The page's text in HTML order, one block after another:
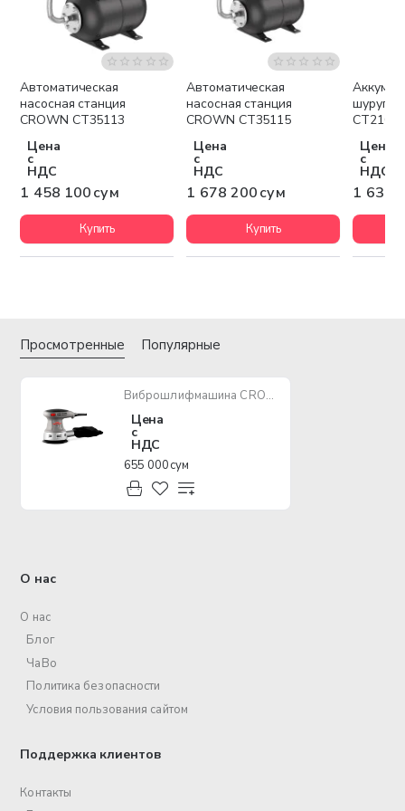
Бесплатная доставка
Автоматическая
насосная станция
CROWN CT35113
Цена
с
НДС
1 458 100 сум
Купить
Бесплатная доставка
Автоматическая
насосная станция
CROWN CT35115
Цена
с
НДС
1 678 200 сум
Купить
CT21020
Цена
с
НДС
1 637
Просмотренные Популярные
Виброшлифмашина CROWN CT13394 240W
Цена
с
НДС
655 000 сум
О нас
О нас
Блог
ЧаВо
Политика безопасности
Условия пользования сайтом
Поддержка клиентов
Контакты